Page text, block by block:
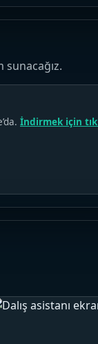
İndirmek için